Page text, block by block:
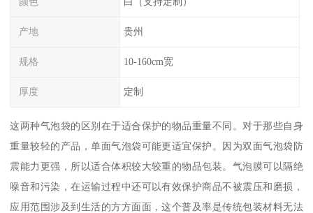
产地 贵州
规格 10-160cm宽
厚度 定制
这两种气泡袋的区别在于适合保护的物品重量不同。对于那些自身
重量较轻的产品，单面气泡袋可能更适宜保护。因为双面气泡袋防
震能力更强，所以适合体积较大较重的物品包装。气泡膜可以隔绝
噪音和污染，在运输过程中还可以有效保护商品不被震压和磨损，
应用范围涉及到生活的方方面面，这个普及率是传统包装材料无法